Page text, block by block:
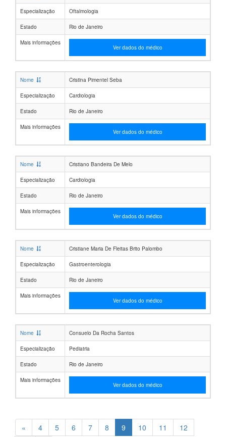
Especialização Oftalmologia
Estado Rio de Janeiro
Mais informações
Ver dados do médico
Nome Cristina Pimentel Seba
Especialização Cardiologia
Estado Rio de Janeiro
Mais informações
Ver dados do médico
Nome Cristiano Bandeira De Melo
Especialização Cardiologia
Estado Rio de Janeiro
Mais informações
Ver dados do médico
Nome Cristiane Maria De Fleitas Brito Palombo
Especialização Gastroenterologia
Estado Rio de Janeiro
Mais informações
Ver dados do médico
Nome Consuelo Da Rocha Santos
Especialização Pediatria
Estado Rio de Janeiro
Mais informações
Ver dados do médico
« 4 5 6 7 8 9 10 11
12